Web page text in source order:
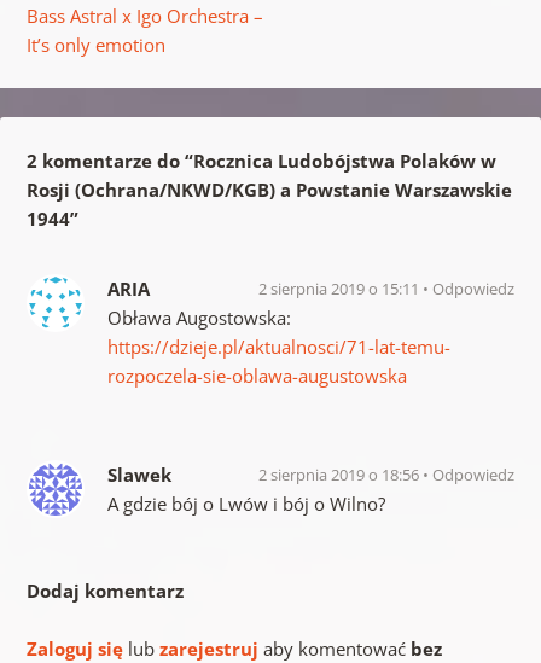
Bass Astral x Igo Orchestra –
It’s only emotion
2 komentarze do “Rocznica Ludobójstwa Polaków w
Rosji (Ochrana/NKWD/KGB) a Powstanie Warszawskie
1944”
ARIA 2 sierpnia 2019 o 15:11 Odpowiedz
Obława Augostowska:
https://dzieje.pl/aktualnosci/71-lat-temu-
rozpoczela-sie-oblawa-augustowska
Slawek 2 sierpnia 2019 o 18:56 Odpowiedz
A gdzie bój o Lwów i bój o Wilno?
Dodaj komentarz
Zaloguj sięlub zarejestruj aby komentować bez